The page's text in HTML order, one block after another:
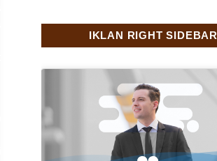
IKLAN RIGHT SIDEBAR